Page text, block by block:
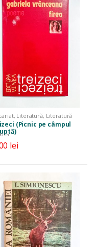
, Literatură, Literatură
Poezie
(Picnic pe câmpul
lei
lei